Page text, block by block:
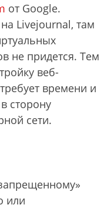
от Google.
Livejournal, там
не придется. Тем
веб-
времени и
сторону
сети.
или